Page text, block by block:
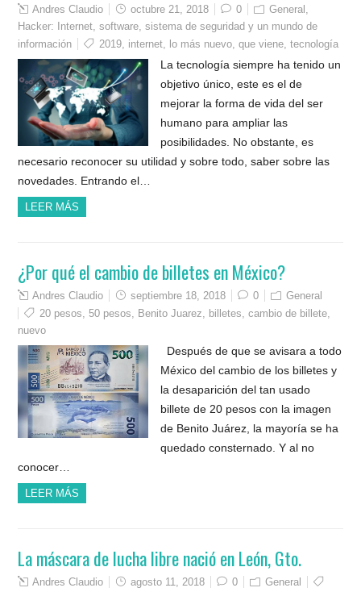
Andres Claudio octubre 21, 2018 0 General ,
Hacker: Internet, software, sistema de seguridad y un mundo de
información
2019, internet, lo más nuevo,que viene,tecnología
La tecnología siempre ha tenido un
objetivo único, este es el de
mejorar la forma de vida del ser
humano para ampliar las
posibilidades. No obstante, es
necesario reconocer su utilidad y sobre todo, saber sobre las
novedades. Entrando el…
LEER MÁS
¿Por qué el cambio de billetes en México?
Andres Claudio septiembre 18, 2018 0
General
20 pesos,50 pesos, Benito Juarez, billetes,cambio de billete,
nuevo
Después de que se avisara a todo
México del cambio de los billetes y
la desaparición del tan usado
billete de 20 pesos con la imagen
de Benito Juárez, la mayoría se ha
quedado consternado. Y al no
conocer…
LEER MÁS
La máscara de lucha libre nació en León, Gto.
Andres Claudio agosto 11, 2018 0
General